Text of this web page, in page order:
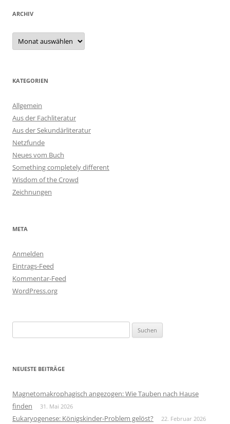
ARCHIV
Archiv
KATEGORIEN
Allgemein
Aus der Fachliteratur
Aus der Sekundärliteratur
Netzfunde
Neues vom Buch
Something completely different
Wisdom of the Crowd
Zeichnungen
META
Anmelden
Eintrags-Feed
Kommentar-Feed
WordPress.org
nach:
NEUESTE BEITRÄGE
Magnetomakrophagisch angezogen: Wie Tauben nach Hause
finden
31. Mai 2026
Eukaryogenese: Königskinder-Problem gelöst? 22. Februar 2026